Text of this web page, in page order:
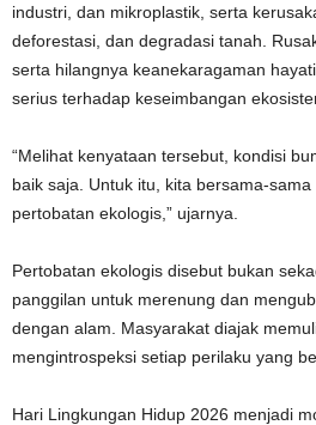
industri, dan mikroplastik, serta
deforestasi, dan degradasi tanah.
serta hilangnya keanekaragaman
serius terhadap keseimbangan
“Melihat kenyataan tersebut, kondisi
baik saja. Untuk itu, kita bersama-
pertobatan ekologis,” ujarnya.
Pertobatan ekologis disebut bukan
panggilan untuk merenung dan
dengan alam. Masyarakat diajak
mengintrospeksi setiap perilaku yang
Hari Lingkungan Hidup 2026 menjadi